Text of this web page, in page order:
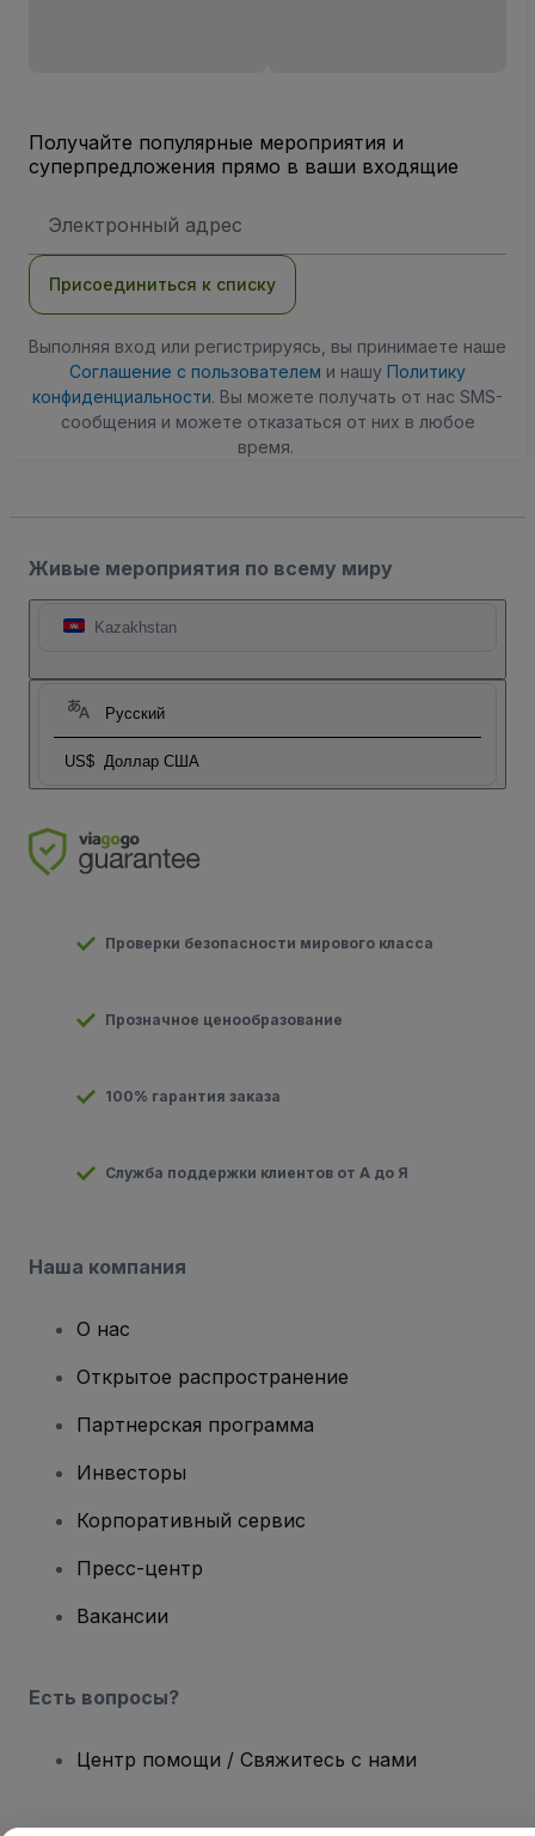
Получайте популярные мероприятия и
суперпредложения прямо в ваши входящие
электронной
Присоединиться к списку
Выполняя вход или регистрируясь, вы принимаете наше
Соглашение с пользователем и нашу Политику
конфиденциальности. Вы можете получать от нас SMS-
сообщения и можете отказаться от них в любое
время.
Живые мероприятия по всему миру
Kazakhstan
Русский
US$ Доллар США
Проверки безопасности мирового класса
Прозначное ценообразование
100% гарантия заказа
Служба поддержки клиентов от А до Я
Наша компания
О нас
Открытое распространение
Партнерская программа
Инвесторы
Корпоративный сервис
Пресс-центр
Вакансии
Есть вопросы?
Центр помощи / Свяжитесь с нами